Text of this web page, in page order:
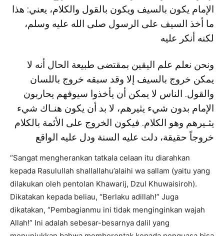
الإمام يكون بالسيف ويكون بالقول والكلام، يعني: هذا
ما أخذ السيف على الرسول صلى الله عليه وسلم،
لكنه أنكر عليه
ونحن نعلم علم اليقين بمقتضى طبيعة الحال أنه لا
يمكن خروج بالسيف إلا وقد سبقه خروج باللسان
والقول. الناس لا يمكن أن يأخذوا سيوفهم يحاربون
الإمام بدون شيء يثيرهم، لا بد أن يكون هنـاك شيء
يثـيرهم وهو الكلام. فيكون الخروج على الأئمة بالكلام
خروجاً حقيقة، دلت عليه السنة ودل عليه الواقع
“Sangat mengherankan tatkala celaan itu diarahkan
kepada Rasulullah shallallahu’alaihi wa sallam (yaitu yang
dilakukan oleh pentolan Khawarij, Dzul Khuwaisiroh).
Dikatakan kepada beliau, “Berlaku adillah!” Juga
dikatakan, “Pembagianmu ini tidak menginginkan wajah
Allah!” Ini adalah sebesar-besarnya dalil yang